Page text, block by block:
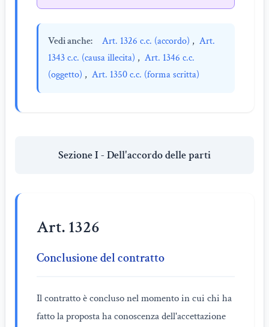
Vedi anche: Art. 1326 c.c. (accordo) , Art.
1343 c.c. (causa illecita) , Art. 1346 c.c.
(oggetto) , Art. 1350 c.c. (forma scritta)
Sezione I - Dell'accordo delle parti
Art. 1326
Conclusione del contratto
Il contratto è concluso nel momento in cui chi ha
fatto la proposta ha conoscenza dell'accettazione